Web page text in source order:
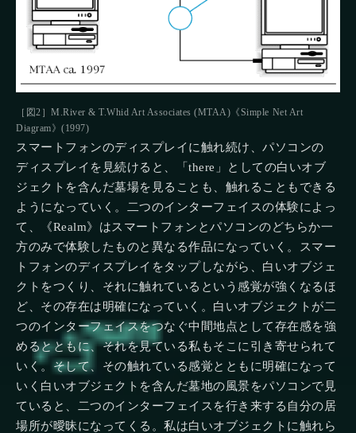
［図2］M.River & T.Whid Art Associates (MTAA)《Simple Net Art
Diagram》(1997)
スマートフォンのディスプレイに触れ続け、パソコンの
ディスプレイを見続けると、「there」としての白いオブ
ジェクトを含んだ墓場を見ることも、触れることもできる
ようになっていく。二つのインターフェイスの体験によっ
て、《Realm》はスマートフォンとパソコンのどちらか一
方のみで体験したものと異なる作品になっていく。スマー
トフォンのディスプレイをタップしながら、白いオブジェ
クトをつくり、それに触れているという感覚が強くなるほ
ど、その存在は明確になっていく。白いオブジェクトが二
つのインターフェイスをつなぐ中間地点として存在感を強
めるとともに、それを見ている私もそこに引き寄せられて
いく。そして、その触れている感覚とともに明確になって
いく白いオブジェクトを含んだ墓地の風景をパソコンで見
ていると、二つのインターフェイスを行き来する自分の居
場所が曖昧になってくる。私は白いオブジェクトに触れら